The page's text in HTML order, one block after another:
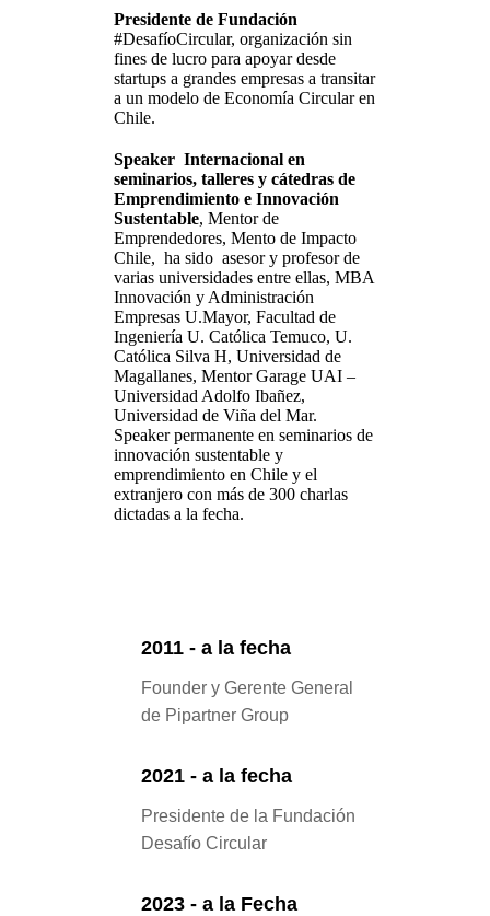
Presidente de Fundación
#DesafíoCircular, organización sin
fines de lucro para apoyar desde
startups a grandes empresas a transitar
a un modelo de Economía Circular en
Chile.
Speaker Internacional en
seminarios, talleres y cátedras de
Emprendimiento e Innovación
Sustentable, Mentor de
Emprendedores, Mento de Impacto
Chile, ha sido asesor y profesor de
varias universidades entre ellas, MBA
Innovación y Administración
Empresas U.Mayor, Facultad de
Ingeniería U. Católica Temuco, U.
Católica Silva H, Universidad de
Magallanes, Mentor Garage UAI –
Universidad Adolfo Ibañez,
Universidad de Viña del Mar.
Speaker permanente en seminarios de
innovación sustentable y
emprendimiento en Chile y el
extranjero con más de 300 charlas
dictadas a la fecha.
2011 - a la fecha
Founder y Gerente General
de Pipartner Group
2021 - a la fecha
Presidente de la Fundación
Desafío Circular
2023 - a la Fecha